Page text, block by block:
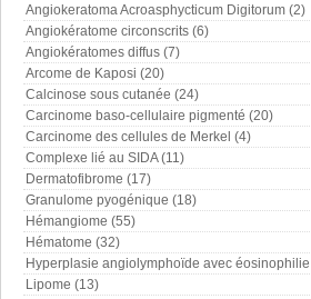
Angiokeratoma Acroasphycticum Digitorum (2)
Angiokératome circonscrits (6)
Angiokératomes diffus (7)
Arcome de Kaposi (20)
Calcinose sous cutanée (24)
Carcinome baso-cellulaire pigmenté (20)
Carcinome des cellules de Merkel (4)
Complexe lié au SIDA (11)
Dermatofibrome (17)
Granulome pyogénique (18)
Hémangiome (55)
Hématome (32)
Hyperplasie angiolymphoïde avec
Lipome (13)